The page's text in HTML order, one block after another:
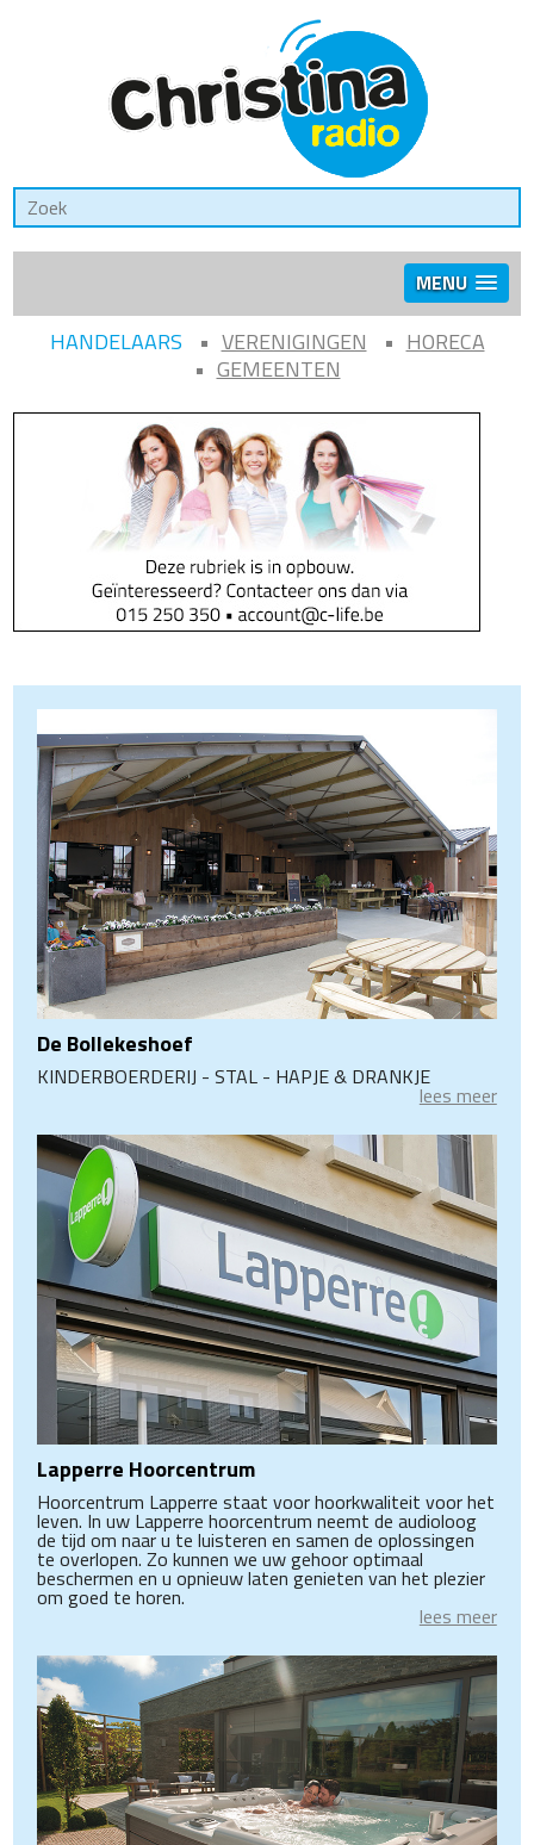
MENU
HANDELAARS VERENIGINGEN
HORECA
GEMEENTEN
De Bollekeshoef
KINDERBOERDERIJ - STAL - HAPJE & DRANKJE
lees meer
Lapperre Hoorcentrum
Hoorcentrum Lapperre staat voor hoorkwaliteit voor het
leven. In uw Lapperre hoorcentrum neemt de audioloog
de tijd om naar u te luisteren en samen de oplossingen
te overlopen. Zo kunnen we uw gehoor optimaal
beschermen en u opnieuw laten genieten van het plezier
om goed te horen.
lees meer